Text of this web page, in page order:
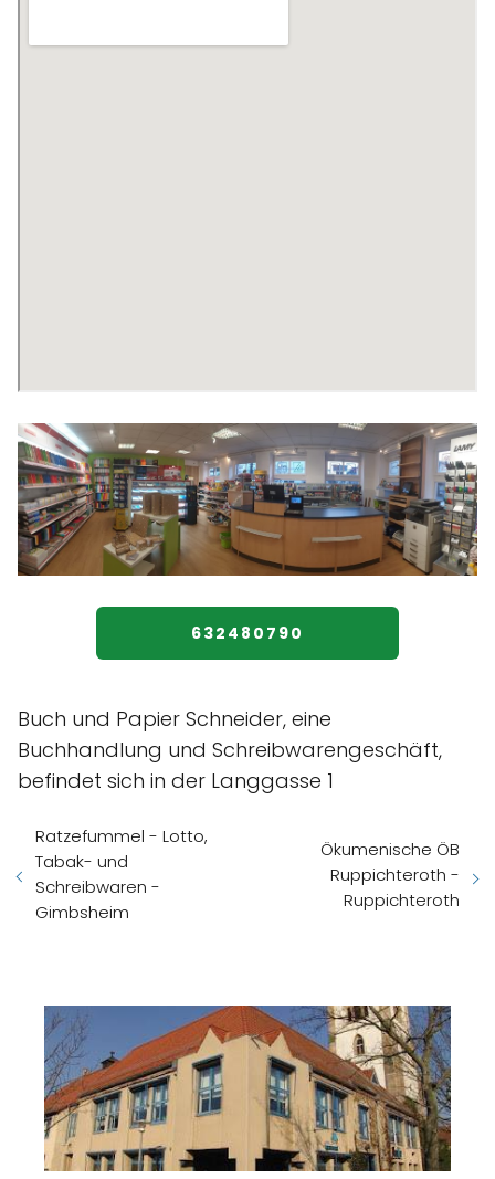
632480790
Buch und Papier Schneider, eine
Buchhandlung und Schreibwarengeschäft,
befindet sich in der Langgasse 1
Ratzefummel - Lotto,
Tabak- und
Schreibwaren -
Gimbsheim
Ökumenische ÖB
Ruppichteroth -
Ruppichteroth